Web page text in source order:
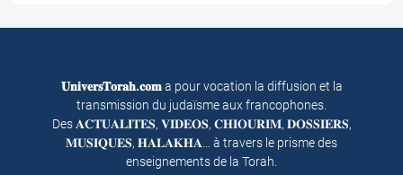
𝐔𝐧𝐢𝐯𝐞𝐫𝐬𝐓𝐨𝐫𝐚𝐡.𝐜𝐨𝐦a pour vocation la diffusion et la
transmission du judaïsme aux francophones.
Des 𝐀𝐂𝐓𝐔𝐀𝐋𝐈𝐓𝐄𝐒, 𝐕𝐈𝐃𝐄𝐎𝐒, 𝐂𝐇𝐈𝐎𝐔𝐑𝐈𝐌, 𝐃𝐎𝐒𝐒𝐈𝐄𝐑𝐒,
𝐌𝐔𝐒𝐈𝐐𝐔𝐄𝐒, 𝐇𝐀𝐋𝐀𝐊𝐇𝐀… à travers le prisme des
enseignements de la Torah.